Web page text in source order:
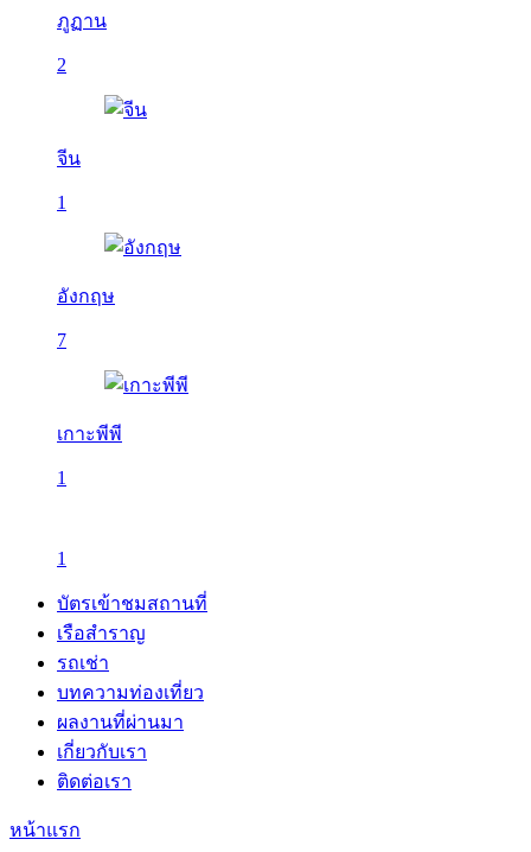
ภูฏาน
2
จีน
1
อังกฤษ
7
เกาะพีพี
1
1
บัตรเข้าชมสถานที่
เรือสำราญ
รถเช่า
บทความท่องเที่ยว
ผลงานที่ผ่านมา
เกี่ยวกับเรา
ติดต่อเรา
หน้าแรก